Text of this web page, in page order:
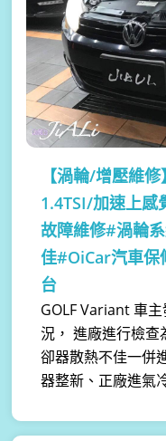
【渦輪/增壓維修
1.4TSI/加速上感
故障維修#渦輪
佳#OiCar汽車保
台
GOLF Variant 車
況， 進廠進行檢
卻器散熱不佳一併
器整新、正廠進氣